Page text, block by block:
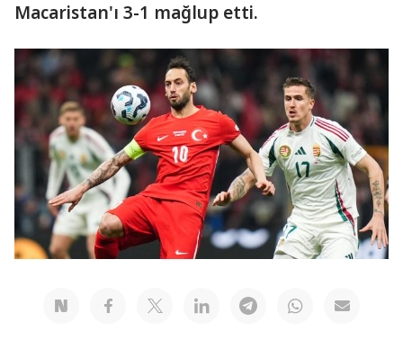
Macaristan'ı 3-1 mağlup etti.